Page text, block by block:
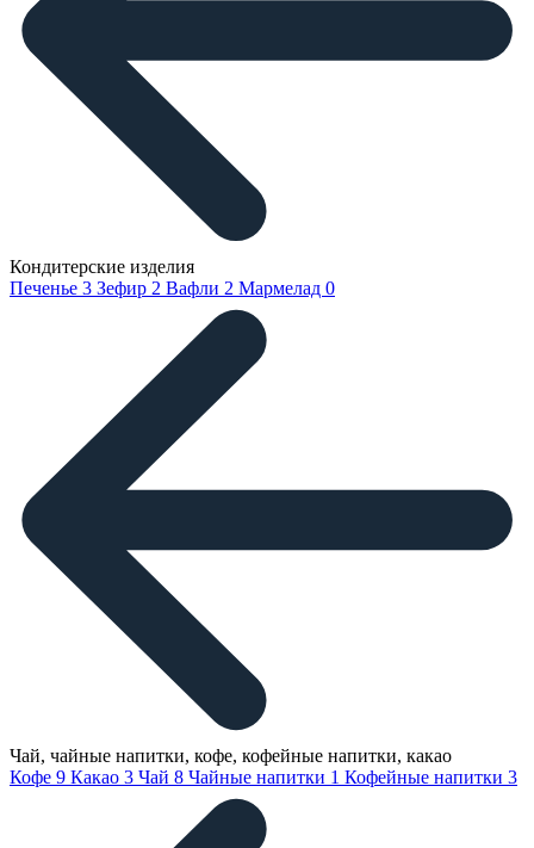
Кондитерские изделия
Печенье 3 Зефир 2 Вафли 2 Мармелад 0
Чай, чайные напитки, кофе, кофейные напитки, какао
Кофе 9 Какао 3 Чай 8 Чайные напитки 1 Кофейные напитки 3